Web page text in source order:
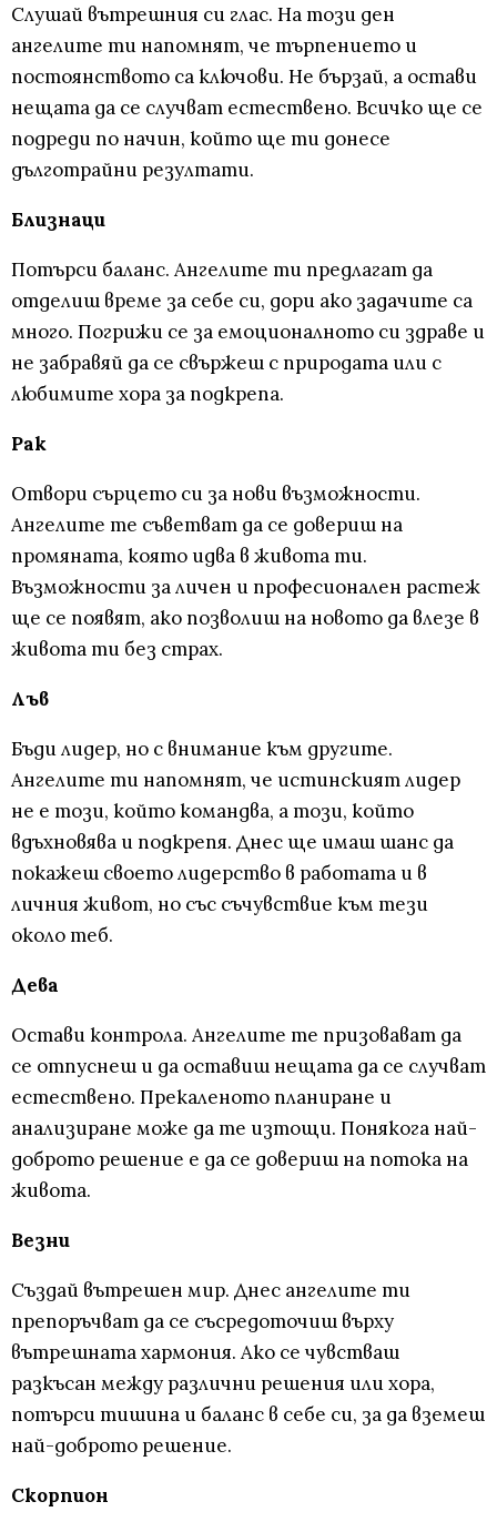
Слушай вътрешния си глас. На този ден
ангелите ти напомнят, че търпението и
постоянството са ключови. Не бързай, а остави
нещата да се случват естествено. Всичко ще се
подреди по начин, който ще ти донесе
дълготрайни резултати.
Близнаци
Потърси баланс. Ангелите ти предлагат да
отделиш време за себе си, дори ако задачите са
много. Погрижи се за емоционалното си здраве и
не забравяй да се свържеш с природата или с
любимите хора за подкрепа.
Рак
Отвори сърцето си за нови възможности.
Ангелите те съветват да се довериш на
промяната, която идва в живота ти.
Възможности за личен и професионален растеж
ще се появят, ако позволиш на новото да влезе в
живота ти без страх.
Лъв
Бъди лидер, но с внимание към другите.
Ангелите ти напомнят, че истинският лидер
не е този, който командва, а този, който
вдъхновява и подкрепя. Днес ще имаш шанс да
покажеш своето лидерство в работата и в
личния живот, но със съчувствие към тези
около теб.
Дева
Остави контрола. Ангелите те призовават да
се отпуснеш и да оставиш нещата да се случват
естествено. Прекаленото планиране и
анализиране може да те изтощи. Понякога най-
доброто решение е да се довериш на потока на
живота.
Везни
Създай вътрешен мир. Днес ангелите ти
препоръчват да се съсредоточиш върху
вътрешната хармония. Ако се чувстваш
разкъсан между различни решения или хора,
потърси тишина и баланс в себе си, за да вземеш
най-доброто решение.
Скорпион